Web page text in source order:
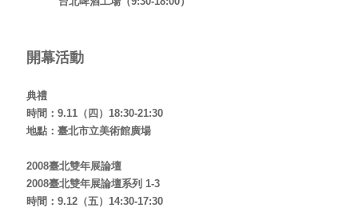
開幕活動
典禮
時間：9.11（四）18:30-21:30
地點：臺北市立美術館廣場
2008臺北雙年展論壇
2008臺北雙年展論壇系列 1-3
時間：9.12（五）14:30-17:30